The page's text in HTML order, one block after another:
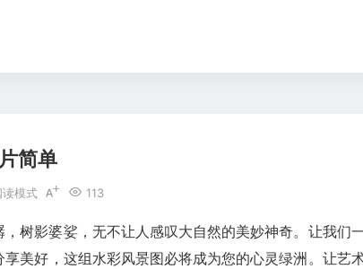
简单
113
读模式
树影婆娑，无不让人感叹大自然的美妙神奇。让我们
美好，这组水彩风景图必将成为您的心灵绿洲。让艺